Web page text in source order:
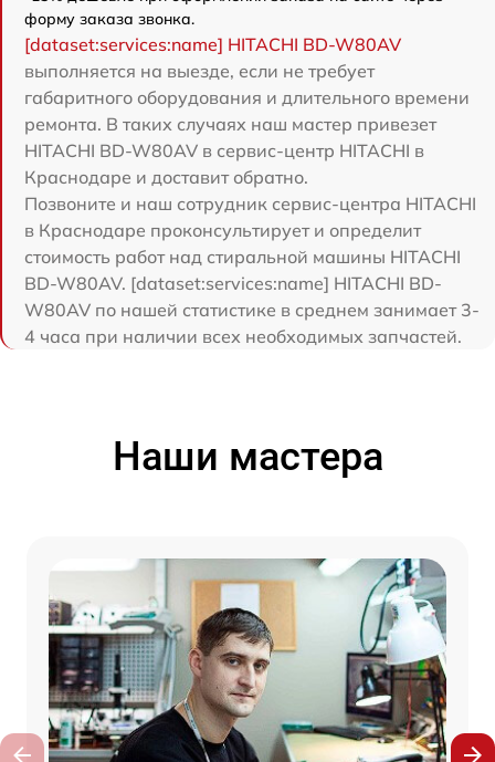
форму заказа звонка.
[dataset:services:name] HITACHI BD-W80AV
выполняется на выезде, если не требует
габаритного оборудования и длительного времени
ремонта. В таких случаях наш мастер привезет
HITACHI BD-W80AV в сервис-центр HITACHI в
Краснодаре и доставит обратно.
Позвоните и наш сотрудник сервис-центра HITACHI
в Краснодаре проконсультирует и определит
стоимость работ над стиральной машины HITACHI
BD-W80AV. [dataset:services:name] HITACHI BD-
W80AV по нашей статистике в среднем занимает 3-
4 часа при наличии всех необходимых запчастей.
Наши мастера